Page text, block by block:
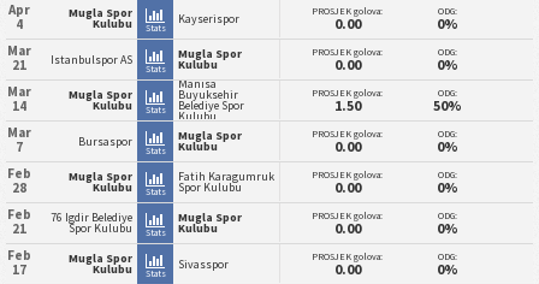
Apr
4
Mugla Spor
Kulubu Stats
Kayserispor PROSJEK golova:
0.00
ODG:
0%
Mar
21
Istanbulspor AS
Stats
Mugla Spor
Kulubu
PROSJEK golova:
0.00
ODG:
0%
Mar
14
Mugla Spor
Kulubu Stats
Manisa
Buyuksehir
Belediye Spor
Kulubu
PROSJEK golova:
1.50
ODG:
50%
Mar
7
Bursaspor
Stats
Mugla Spor
Kulubu
PROSJEK golova:
0.00
ODG:
0%
Feb
28
Mugla Spor
Kulubu Stats
Fatih Karagumruk
Spor Kulubu
PROSJEK golova:
0.00
ODG:
0%
Feb
21
76 Igdir Belediye
Spor Kulubu Stats
Mugla Spor
Kulubu
PROSJEK golova:
0.00
ODG:
0%
Feb
17
Mugla Spor
Kulubu Stats
Sivasspor PROSJEK golova:
0.00
ODG:
0%